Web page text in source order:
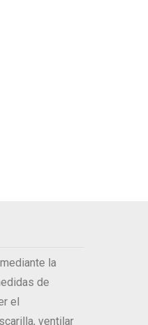
la
de
el
ventilar